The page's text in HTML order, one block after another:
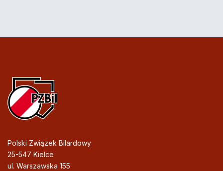
Polski Związek Bilardowy
25-547 Kielce
ul. Warszawska 155